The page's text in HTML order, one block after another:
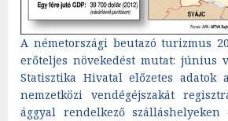
A németországi beutazó turizmus
erőteljes növekedést mutat: június
Statisztika Hivatal előzetes adatok
nemzetközi vendégéjszakát
ággyal rendelkező